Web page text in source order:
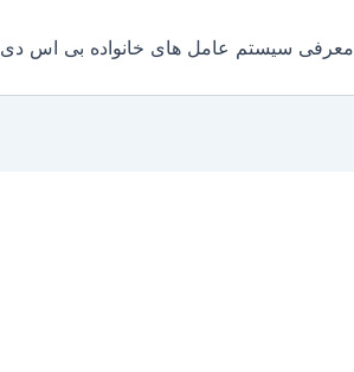
معرفی سیستم عامل های خانواده بی‌ اس‌ دی